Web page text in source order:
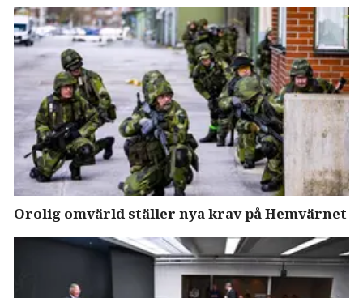
Orolig omvärld ställer nya krav på Hemvärnet